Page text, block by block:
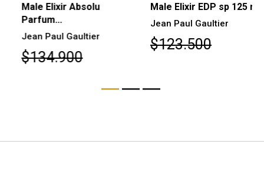
Male Elixir Absolu
Parfum...
Jean Paul Gaultier
$134.900
Male Elixir EDP sp 125 ml
Jean Paul Gaultier
$123.500